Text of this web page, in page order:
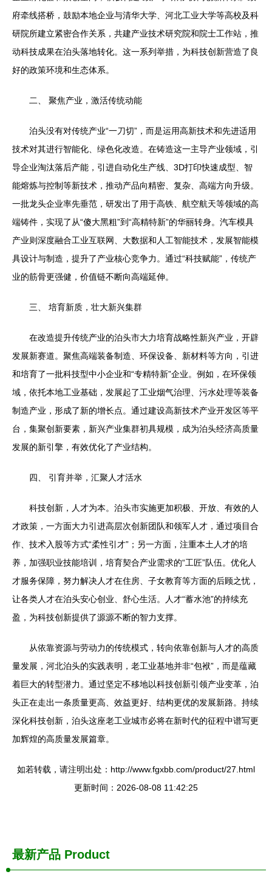
府牵线搭桥，鼓励本地企业与清华大学、河北工业大学等高校及科
研院所建立紧密合作关系，共建产业技术研究院和院士工作站，推
动科技成果在泊头落地转化。这一系列举措，为科技创新营造了良
好的政策环境和生态体系。
二、 聚焦产业，激活传统动能
泊头没有对传统产业“一刀切”，而是运用高新技术和先进适用
技术对其进行智能化、绿色化改造。在铸造这一主导产业领域，引
导企业淘汰落后产能，引进自动化生产线、3D打印快速成型、智
能熔炼与控制等新技术，推动产品向精密、复杂、高端方向升级。
一批龙头企业率先垂范，研发出了用于高铁、航空航天等领域的高
端铸件，实现了从“傻大黑粗”到“高精特新”的华丽转身。汽车模具
产业则深度融合工业互联网、大数据和人工智能技术，发展智能模
具设计与制造，提升了产业核心竞争力。通过“科技赋能”，传统产
业的筋骨更强健，价值链不断向高端延伸。
三、 培育新质，壮大新兴集群
在改造提升传统产业的泊头市大力培育战略性新兴产业，开辟
发展新赛道。聚焦高端装备制造、环保设备、新材料等方向，引进
和培育了一批科技型中小企业和“专精特新”企业。例如，在环保领
域，依托本地工业基础，发展起了工业烟气治理、污水处理等装备
制造产业，形成了新的增长点。通过建设高新技术产业开发区等平
台，集聚创新要素，新兴产业集群初具规模，成为泊头经济高质量
发展的新引擎，有效优化了产业结构。
四、 引育并举，汇聚人才活水
科技创新，人才为本。泊头市实施更加积极、开放、有效的人
才政策，一方面大力引进高层次创新团队和领军人才，通过项目合
作、技术入股等方式“柔性引才”；另一方面，注重本土人才的培
养，加强职业技能培训，培育契合产业需求的“工匠”队伍。优化人
才服务保障，努力解决人才在住房、子女教育等方面的后顾之忧，
让各类人才在泊头安心创业、舒心生活。人才“蓄水池”的持续充
盈，为科技创新提供了源源不断的智力支撑。
从依靠资源与劳动力的传统模式，转向依靠创新与人才的高质
量发展，河北泊头的实践表明，老工业基地并非“包袱”，而是蕴藏
着巨大的转型潜力。通过坚定不移地以科技创新引领产业变革，泊
头正在走出一条质量更高、效益更好、结构更优的发展新路。持续
深化科技创新，泊头这座老工业城市必将在新时代的征程中谱写更
加辉煌的高质量发展篇章。
如若转载，请注明出处：http://www.fgxbb.com/product/27.html
更新时间：2026-08-08 11:42:25
最新产品 Product